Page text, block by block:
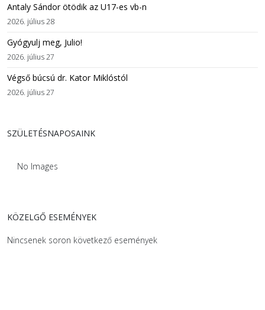
Antaly Sándor ötödik az U17-es vb-n
2026. július 28
Gyógyulj meg, Julio!
2026. július 27
Végső búcsú dr. Kator Miklóstól
2026. július 27
SZÜLETÉSNAPOSAINK
No Images
KÖZELGŐ ESEMÉNYEK
Nincsenek soron következő események